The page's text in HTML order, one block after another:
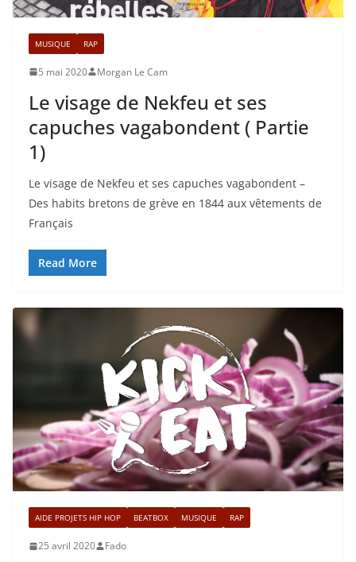
MUSIQUE RAP
5 mai 2020 Morgan Le Cam
Le visage de Nekfeu et ses
capuches vagabondent ( Partie
1)
Le visage de Nekfeu et ses capuches vagabondent –
Des habits bretons de grève en 1844 aux vêtements de
Français
Read More
AIDE PROJETS HIP HOP BEATBOX MUSIQUE RAP
25 avril 2020 Fado